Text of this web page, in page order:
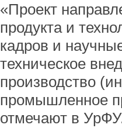
«Проект
продукта и
кадров и
техническое
производство
промышленное
отмечают в